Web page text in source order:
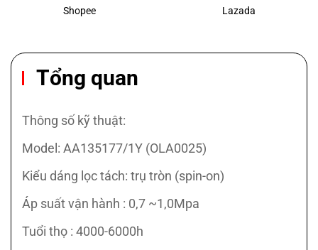
Shopee Lazada
Tổng quan
Thông số kỹ thuật:
Model: AA135177/1Y (OLA0025)
Kiểu dáng lọc tách: trụ tròn (spin-on)
Áp suất vận hành : 0,7 ~1,0Mpa
Tuổi thọ : 4000-6000h